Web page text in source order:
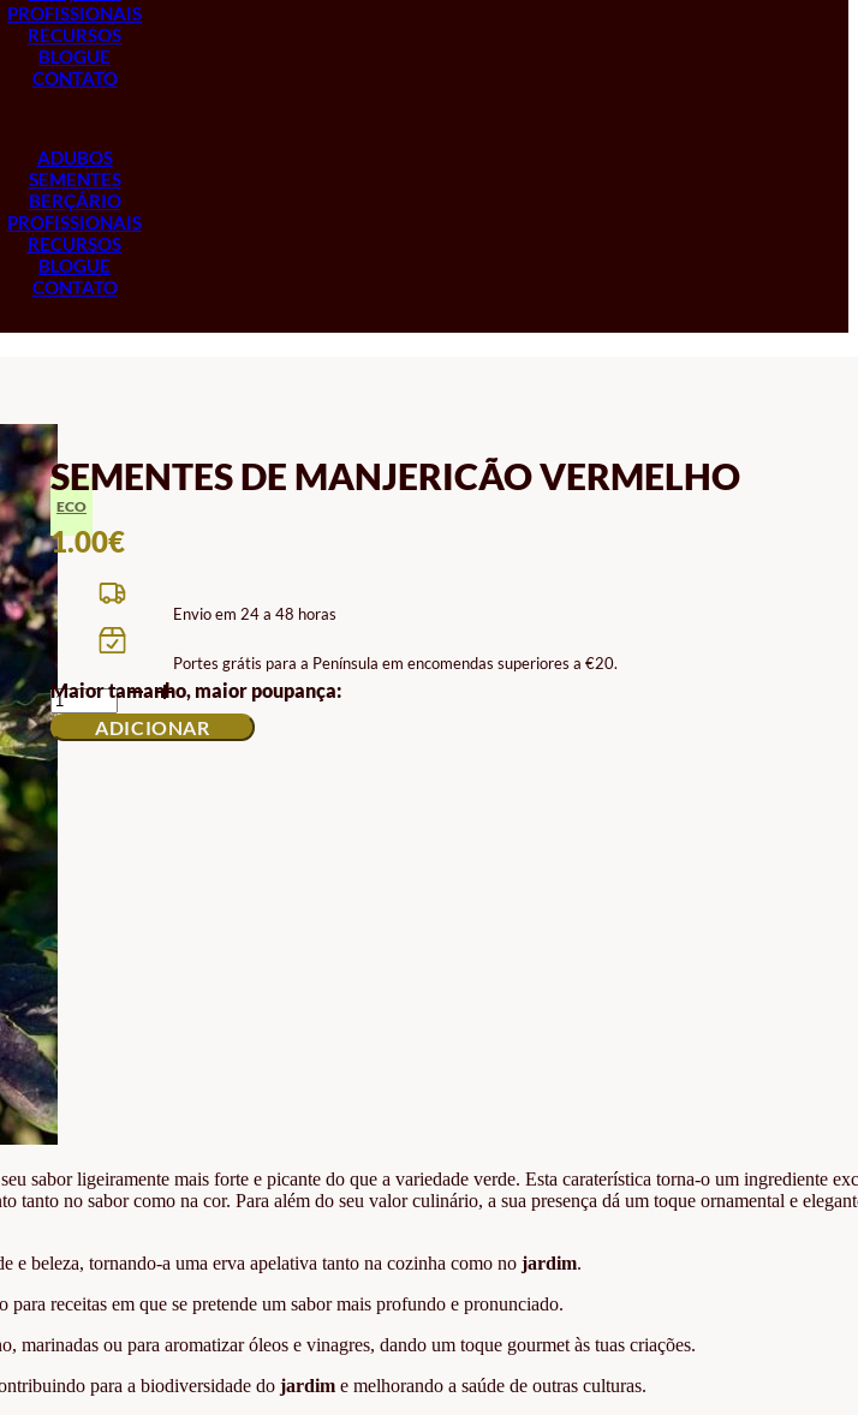
PROFISSIONAIS
RECURSOS
BLOGUE
CONTATO
ADUBOS
SEMENTES
BERÇÁRIO
PROFISSIONAIS
RECURSOS
BLOGUE
CONTATO
SEMENTES DE MANJERICÃO VERMELHO
ECO
1.00€
Envio em 24 a 48 horas
Portes grátis para a Península em encomendas superiores a €20.
Maior tamanho, maior poupança:
QUANTIDADE
DE
SEMENTES
DE
MANJERICÃO
VERMELHO
ADICIONAR
sabor ligeiramente mais forte e picante do que a variedade verde. Esta caraterística torna-o um ingrediente
tanto no sabor como na cor. Para além do seu valor culinário, a sua presença dá um toque ornamental e
e beleza, tornando-a uma erva apelativa tanto na cozinha como nojardim.
receitas em que se pretende um sabor mais profundo e pronunciado.
marinadas ou para aromatizar óleos e vinagres, dando um toque gourmet às tuas criações.
para a biodiversidade dojardim e melhorando a saúde de outras culturas.